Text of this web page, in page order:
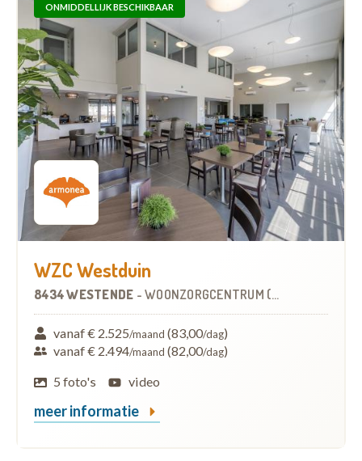
ONMIDDELLIJK BESCHIKBAAR
WZC Westduin
8434 WESTENDE - WOONZORGCENTRUM (WZC)
vanaf € 2.525/maand (83,00/dag)
vanaf € 2.494/maand (82,00/dag)
5 foto's
video
meer informatie